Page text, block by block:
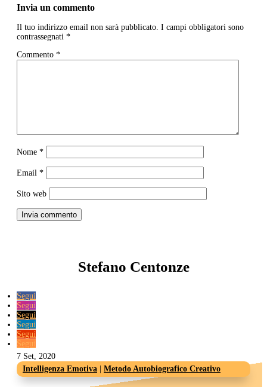
Invia un commento
Il tuo indirizzo email non sarà pubblicato. I campi obbligatori sono
contrassegnati *
Commento *
Nome *
Email *
Sito web
Invia commento
Stefano Centonze
Segui
Segui
Segui
Segui
Segui
Segui
7 Set, 2020
Intelligenza Emotiva
Metodo Autobiografico Creativo